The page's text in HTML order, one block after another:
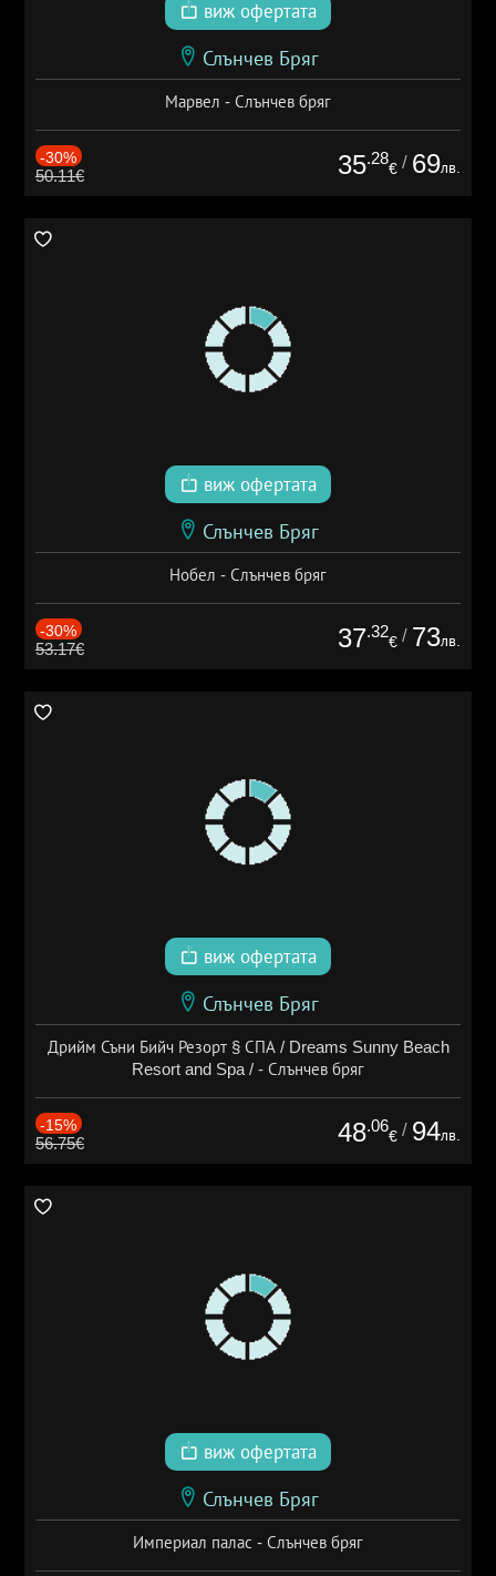
виж офертата
Слънчев Бряг
Марвел - Слънчев бряг
-30%
50.11€ 35.28
€ / 69лв.
виж офертата
Слънчев Бряг
Нобел - Слънчев бряг
-30%
53.17€ 37.32
€ / 73лв.
виж офертата
Слънчев Бряг
Дрийм Съни Бийч Резорт § СПА / Dreams Sunny Beach
Resort and Spa / - Слънчев бряг
-15%
56.75€ 48.06
€ / 94лв.
виж офертата
Слънчев Бряг
Империал палас - Слънчев бряг